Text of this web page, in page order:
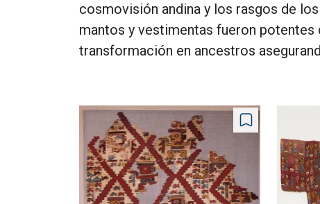
cosmovisión andina y los rasgos de
mantos y vestimentas fueron potentes
transformación en ancestros